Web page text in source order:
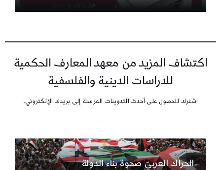
اكتشاف المزيد من معهد المعارف الحكمية
للدراسات الدينية والفلسفية
اشترك للحصول على أحدث التدوينات المرسلة إلى بريدك الإلكتروني.
الحراك العربيّ صحوة بناء الدولة